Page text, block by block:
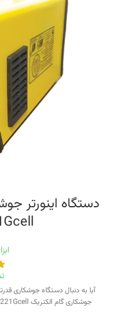
دستگاه اینورتر
آیا به دنبال دستگاه جوشکاری